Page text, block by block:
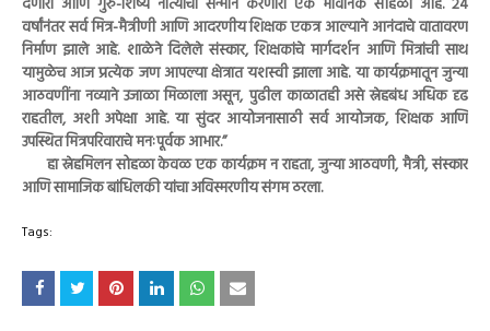
वर्षांनंतर सर्व मित्र-मैत्रीणी आणि आदरणीय शिक्षक एकत्र आल्याने आनंदाचे वातावरण
निर्माण झाले आहे. शाळेने दिलेले संस्कार, शिक्षकांचे मार्गदर्शन आणि मित्रांची साथ
यामुळेच आज प्रत्येक जण आपल्या क्षेत्रात यशस्वी झाला आहे. या कार्यक्रमातून जुन्या
आठवणींना नव्याने उजाळा मिळाला असून, पुढील काळातही असे स्नेहबंध अधिक दृढ
राहतील, अशी अपेक्षा आहे. या सुंदर आयोजनासाठी सर्व आयोजक, शिक्षक आणि
उपस्थित मित्रपरिवाराचे मनःपूर्वक आभार.”
हा स्नेहमिलन सोहळा केवळ एक कार्यक्रम न राहता, जुन्या आठवणी, मैत्री, संस्कार
आणि सामाजिक बांधिलकी यांचा अविस्मरणीय संगम ठरला.
Tags: